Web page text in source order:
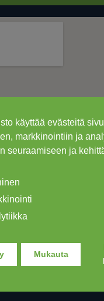
käyttää evästeitä
markkinointiin ja
seuraamiseen ja
Mukauta
Bike, Ski-Outlet